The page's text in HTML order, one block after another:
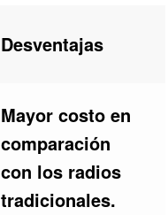
Desventajas
Mayor costo en
comparación
con los radios
tradicionales.